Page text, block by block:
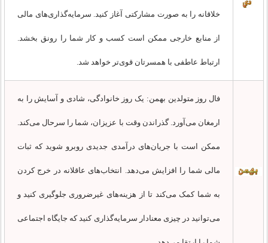
خلاقانه را به صورت مشارکتی آغاز کنید. سرمایه‌گذاری‌های مالی
از منابع خارجی ممکن است کسب و کار شما را رونق بخشد.
ارتباط عاطفی با همسرتان قوی‌تر خواهد شد.
فال روز متولدین بهمن: یک روز خانوادگی، شادی و آسایش را به
ارمغان می‌آورد. گذراندن وقت با عزیزان، شما را سرحال می‌کند.
ممکن است با جریان‌های درآمدی جدیدی روبرو شوید که ثبات
مالی شما را افزایش می‌دهد. انتخاب‌های عاقلانه در خرج کردن
به شما کمک می‌کند تا از هزینه‌های غیرضروری جلوگیری کنید و
می‌توانید در چیزی معنادار سرمایه‌گذاری کنید که جایگاه اجتماعی